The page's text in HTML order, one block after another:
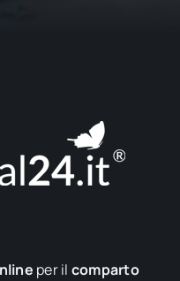
per il comparto